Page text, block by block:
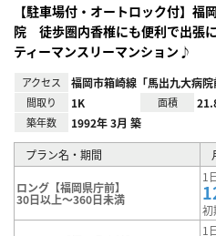
【駐車場付・オートロック付】福
院 徒歩圏内香椎にも便利で出張
ティーマンスリーマンション♪
アクセス 福岡市箱崎線「馬出九大病
間取り 1K 面積
築年数 1992年 3月 築
プラン名・期間
ロング【福岡県庁前】
30日以上～360日未満
1
初
1